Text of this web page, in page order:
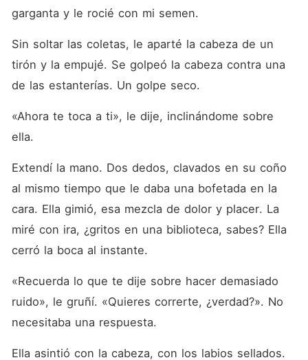
garganta y le rocié con mi semen.
Sin soltar las coletas, le aparté la cabeza de un
tirón y la empujé. Se golpeó la cabeza contra una
de las estanterías. Un golpe seco.
«Ahora te toca a ti», le dije, inclinándome sobre
ella.
Extendí la mano. Dos dedos, clavados en su coño
al mismo tiempo que le daba una bofetada en la
cara. Ella gimió, esa mezcla de dolor y placer. La
miré con ira, ¿gritos en una biblioteca, sabes? Ella
cerró la boca al instante.
«Recuerda lo que te dije sobre hacer demasiado
ruido», le gruñí. «Quieres correrte, ¿verdad?». No
necesitaba una respuesta.
Ella asintió con la cabeza, con los labios sellados.